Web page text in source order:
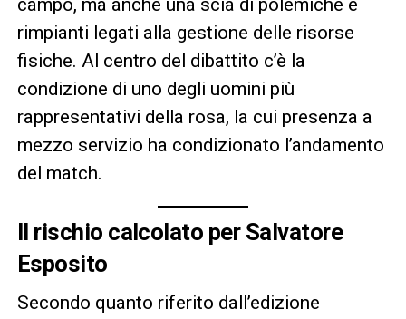
campo, ma anche una scia di polemiche e
rimpianti legati alla gestione delle risorse
fisiche. Al centro del dibattito c’è la
condizione di uno degli uomini più
rappresentativi della rosa, la cui presenza a
mezzo servizio ha condizionato l’andamento
del match.
Il rischio calcolato per Salvatore
Esposito
Secondo quanto riferito dall’edizione